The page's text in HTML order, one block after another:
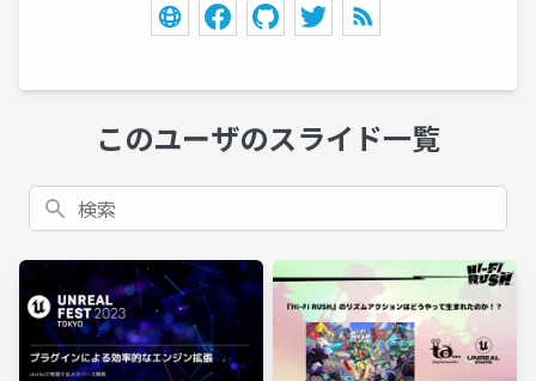
このユーザのスライド一覧
検索